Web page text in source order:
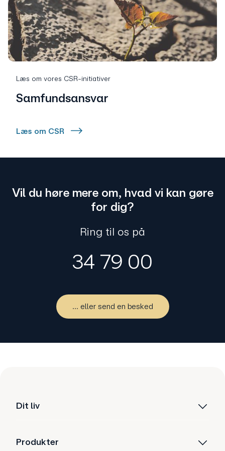
Læs om vores CSR-initiativer
Samfundsansvar
Læs om CSR
Vil du høre mere om, hvad vi kan gøre
for dig?
Ring til os på
34 79 00
... eller send en besked
Dit liv
Produkter